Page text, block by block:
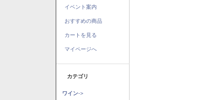
イベント案内
おすすめの商品
カートを見る
マイページへ
カテゴリ
ワイン->